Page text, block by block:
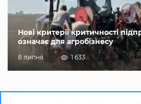
Нові критерії критичності
означає для агробізнесу
8 липня 1 633